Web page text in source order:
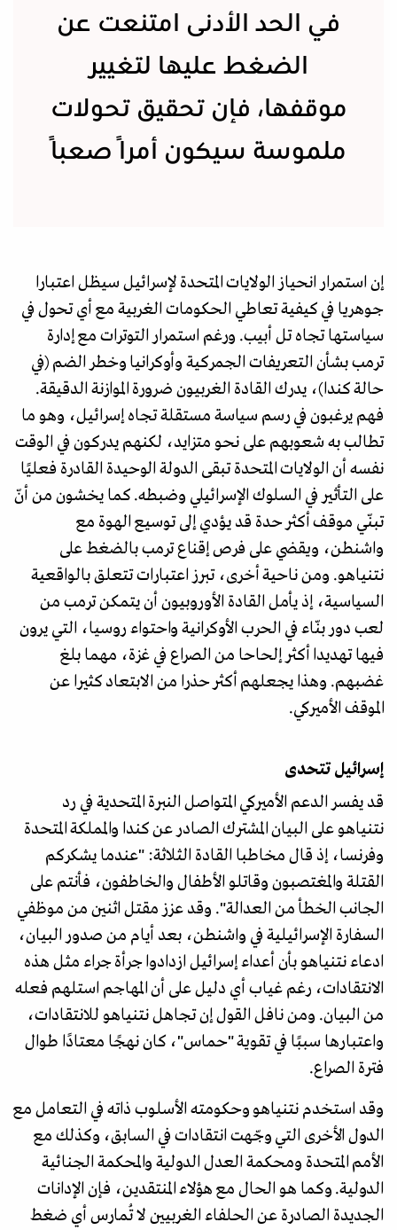
في الحد الأدنى امتنعت عن
الضغط عليها لتغيير
موقفها، فإن تحقيق تحولات
ملموسة سيكون أمرًا صعبًا
إن استمرار انحياز الولايات المتحدة لإسرائيل سيظل اعتبارا
جوهريا في كيفية تعاطي الحكومات الغربية مع أي تحول في
سياستها تجاه تل أبيب. ورغم استمرار التوترات مع إدارة
ترمب بشأن التعريفات الجمركية وأوكرانيا وخطر الضم (في
حالة كندا)، يدرك القادة الغربيون ضرورة الموازنة الدقيقة.
فهم يرغبون في رسم سياسة مستقلة تجاه إسرائيل، وهو ما
تطالب به شعوبهم على نحو متزايد، لكنهم يدركون في الوقت
نفسه أن الولايات المتحدة تبقى الدولة الوحيدة القادرة فعليًا
على التأثير في السلوك الإسرائيلي وضبطه. كما يخشون من أنّ
تبنّي موقف أكثر حدة قد يؤدي إلى توسيع الهوة مع
واشنطن، ويقضي على فرص إقناع ترمب بالضغط على
نتنياهو. ومن ناحية أخرى، تبرز اعتبارات تتعلق بالواقعية
السياسية، إذ يأمل القادة الأوروبيون أن يتمكن ترمب من
لعب دور بنّاء في الحرب الأوكرانية واحتواء روسيا، التي يرون
فيها تهديدا أكثر إلحاحا من الصراع في غزة، مهما بلغ
غضبهم. وهذا يجعلهم أكثر حذرا من الابتعاد كثيرا عن
الموقف الأميركي.
إسرائيل تتحدى
قد يفسر الدعم الأميركي المتواصل النبرة المتحدية في رد
نتنياهو على البيان المشترك الصادر عن كندا والمملكة المتحدة
وفرنسا، إذ قال مخاطبا القادة الثلاثة: "عندما يشكركم
القتلة والمغتصبون وقاتلو الأطفال والخاطفون، فأنتم على
الجانب الخطأ من العدالة". وقد عزز مقتل اثنين من موظفي
السفارة الإسرائيلية في واشنطن، بعد أيام من صدور البيان،
ادعاء نتنياهو بأن أعداء إسرائيل ازدادوا جرأة جراء مثل هذه
الانتقادات، رغم غياب أي دليل على أن المهاجم استلهم فعله
من البيان. ومن نافل القول إن تجاهل نتنياهو للانتقادات،
واعتبارها سببًا في تقوية "حماس"، كان نهجًا معتادًا طوال
فترة الصراع.
وقد استخدم نتنياهو وحكومته الأسلوب ذاته في التعامل مع
الدول الأخرى التي وجّهت انتقادات في السابق، وكذلك مع
الأمم المتحدة ومحكمة العدل الدولية والمحكمة الجنائية
الدولية. وكما هو الحال مع هؤلاء المنتقدين، فإن الإدانات
الجديدة الصادرة عن الحلفاء الغربيين لا تُمارس أي ضغط